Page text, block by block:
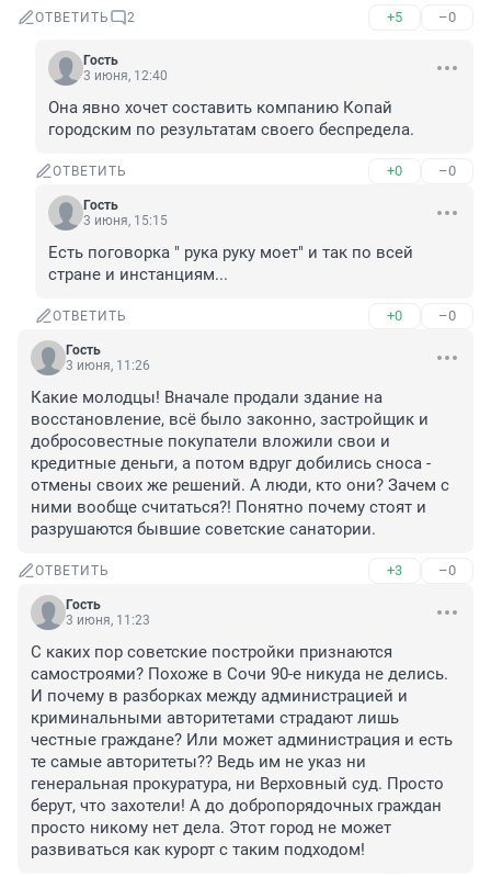
ОТВЕТИТЬ 2 +5 –0
Гость
3 июня, 12:40
Она явно хочет составить компанию Копай
городским по результатам своего беспредела.
ОТВЕТИТЬ +0 –0
Гость
3 июня, 15:15
Есть поговорка " рука руку моет" и так по всей
стране и инстанциям...
ОТВЕТИТЬ +0 –0
Гость
3 июня, 11:26
Какие молодцы! Вначале продали здание на
восстановление, всё было законно, застройщик и
добросовестные покупатели вложили свои и
кредитные деньги, а потом вдруг добились сноса -
отмены своих же решений. А люди, кто они? Зачем с
ними вообще считаться?! Понятно почему стоят и
разрушаются бывшие советские санатории.
ОТВЕТИТЬ +3 –0
Гость
3 июня, 11:23
С каких пор советские постройки признаются
самостроями? Похоже в Сочи 90-е никуда не делись.
И почему в разборках между администрацией и
криминальными авторитетами страдают лишь
честные граждане? Или может администрация и есть
те самые авторитеты?? Ведь им не указ ни
генеральная прокуратура, ни Верховный суд. Просто
берут, что захотели! А до добропорядочных граждан
просто никому нет дела. Этот город не может
развиваться как курорт с таким подходом!